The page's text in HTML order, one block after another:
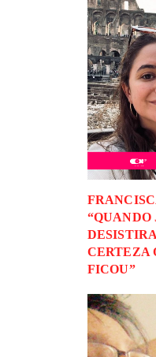
“QUANDO
CERTEZA
FICOU”